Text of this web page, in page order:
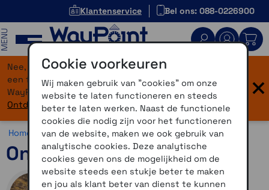
Klantenservice Bel ons: 088-0226900
Nee, je bent niet verdwaald! Onze website heeft
een flinke upgrade gekregen. Dezelfde vertrouwde
WayPoint-service, maar dan in een modern jasje.
Ontdek hier wat er allemaal nieuw is.
×
Home >Motor >Overig >OnRoute
OnRoute Motorkaart V5
Cookie voorkeuren
Wij maken gebruik van "cookies" om onze
website te laten functioneren en steeds
beter te laten werken. Naast de functionele
cookies die nodig zijn voor het functioneren
van de website, maken we ook gebruik van
analytische cookies. Deze analytische
cookies geven ons de mogelijkheid om de
website steeds een stukje beter te maken
en jou als klant beter van dienst te kunnen